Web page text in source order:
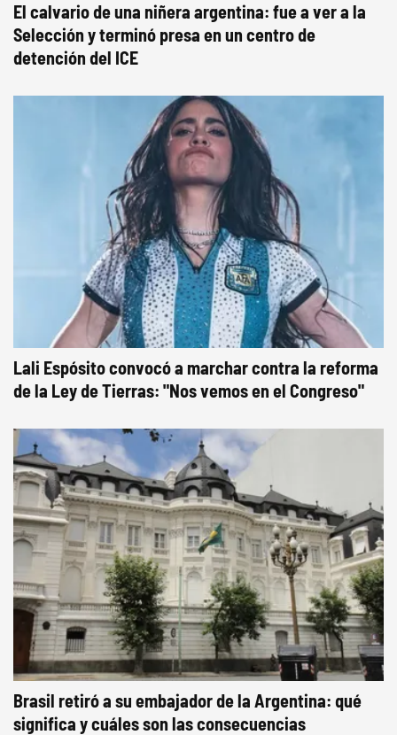
El calvario de una niñera argentina: fue a ver a la
Selección y terminó presa en un centro de
detención del ICE
Lali Espósito convocó a marchar contra la reforma
de la Ley de Tierras: "Nos vemos en el Congreso"
Brasil retiró a su embajador de la Argentina: qué
significa y cuáles son las consecuencias